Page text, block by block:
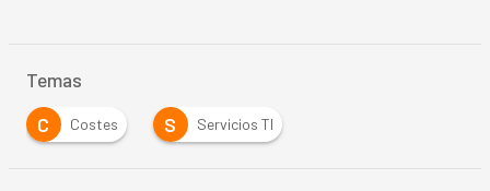
Temas
C
Costes S Servicios TI